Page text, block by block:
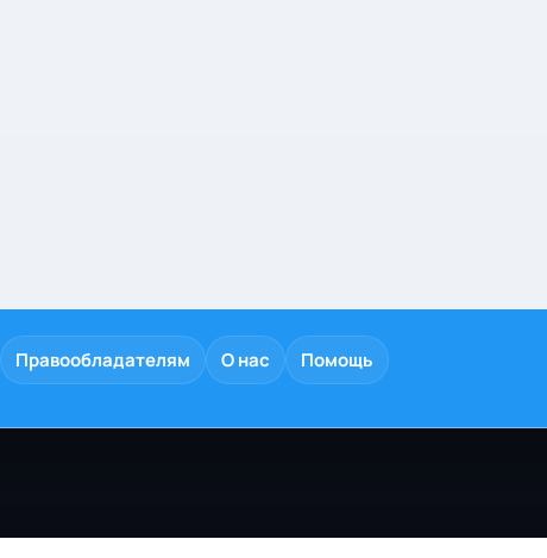
Правообладателям О нас Помощь